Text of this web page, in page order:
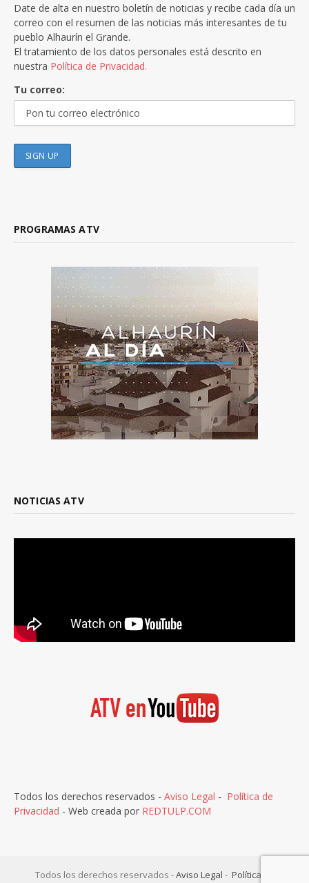
Date de alta en nuestro boletín de noticias y recibe cada día un
correo con el resumen de las noticias más interesantes de tu
pueblo Alhaurín el Grande.
El tratamiento de los datos personales está descrito en
nuestra Política de Privacidad.
Tu correo:
PROGRAMAS ATV
NOTICIAS ATV
Todos los derechos reservados - Aviso Legal - Política de
Privacidad - Web creada por REDTULP.COM
Todos los derechos reservados -Aviso Legal - Política de